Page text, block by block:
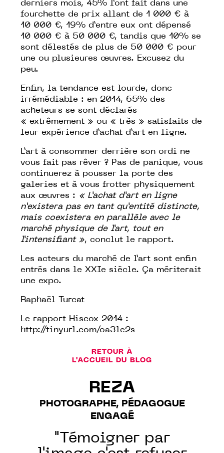
derniers mois, 45% l’ont fait dans une
fourchette de prix allant de 1 000 € à
10 000 €, 19% d’entre eux ont dépensé
10 000 € à 50 000 €, tandis que 10% se
sont délestés de plus de 50 000 € pour
une ou plusieures œuvres. Excusez du
peu.
Enfin, la tendance est lourde, donc
irrémédiable : en 2014, 65% des
acheteurs se sont déclarés
« extrêmement » ou « très » satisfaits de
leur expérience d’achat d’art en ligne.
L’art à consommer derrière son ordi ne
vous fait pas rêver ? Pas de panique, vous
continuerez à pousser la porte des
galeries et à vous frotter physiquement
aux œuvres : « L’achat d’art en ligne
n’existera pas en tant qu’entité distincte,
mais coexistera en parallèle avec le
marché physique de l’art, tout en
l’intensifiant », conclut le rapport.
Les acteurs du marché de l’art sont enfin
entrés dans le XXIe siècle. Ça mériterait
une expo.
Raphaël Turcat
Le rapport Hiscox 2014 :
http://tinyurl.com/oa3le2s
RETOUR À
L'ACCUEIL DU BLOG
REZA
PHOTOGRAPHE, PÉDAGOGUE
ENGAGÉ
"Témoigner par